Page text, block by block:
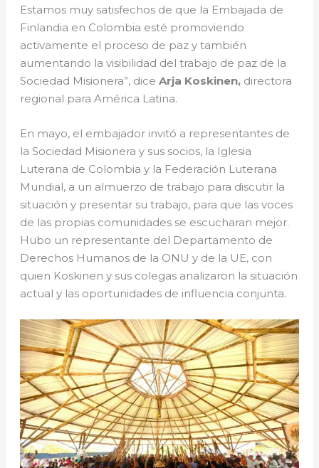
Estamos muy satisfechos de que la Embajada de
Finlandia en Colombia esté promoviendo
activamente el proceso de paz y también
aumentando la visibilidad del trabajo de paz de la
Sociedad Misionera”, diceArja Koskinen, directora
regional para América Latina.
En mayo, el embajador invitó a representantes de
la Sociedad Misionera y sus socios, la Iglesia
Luterana de Colombia y la Federación Luterana
Mundial, a un almuerzo de trabajo para discutir la
situación y presentar su trabajo, para que las voces
de las propias comunidades se escucharan mejor.
Hubo un representante del Departamento de
Derechos Humanos de la ONU y de la UE, con
quien Koskinen y sus colegas analizaron la situación
actual y las oportunidades de influencia conjunta.